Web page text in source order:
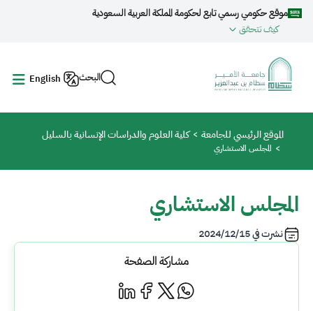
تجاوز إلى المحتوى الرئيسي
موقع حكومي رسمي تابع لحكومة المملكة العربية السعودية
كيف تتحقق
البحث English
مسار التنقل
الموقع الرئيسي للجامعة كلية العلوم والدراسات الإنسانية بالسليل
المجلس الاستشاري
المجلس الاستشاري
نشرت في2024/12/15
مشاركة الصفحة